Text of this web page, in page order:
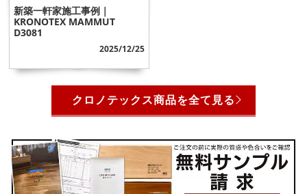
新築一軒家施工事例｜
KRONOTEX MAMMUT
D3081
2025/12/25
クロノテックス商品を全て見る